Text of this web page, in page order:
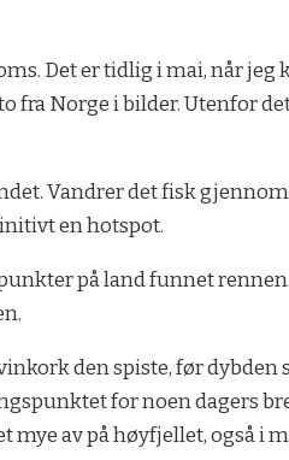
Det er tidlig i mai, når jeg
fra Norge i bilder. Utenfor
Vandrer det fisk
en hotspot.
på land funnet
den spiste, før dybden
for noen dagers
av på høyfjellet, også i